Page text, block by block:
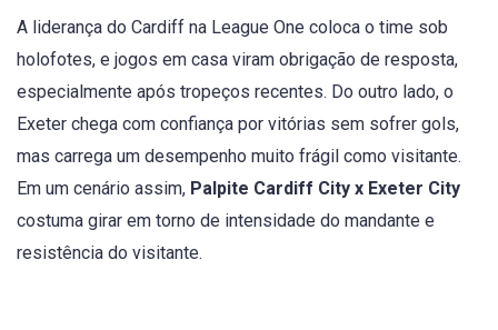
A liderança do Cardiff na League One coloca o time sob
holofotes, e jogos em casa viram obrigação de resposta,
especialmente após tropeços recentes. Do outro lado, o
Exeter chega com confiança por vitórias sem sofrer gols,
mas carrega um desempenho muito frágil como visitante.
Em um cenário assim, Palpite Cardiff City x Exeter City
costuma girar em torno de intensidade do mandante e
resistência do visitante.